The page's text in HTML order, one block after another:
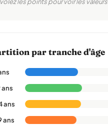
par tranche d'âge
ans
ans
ans